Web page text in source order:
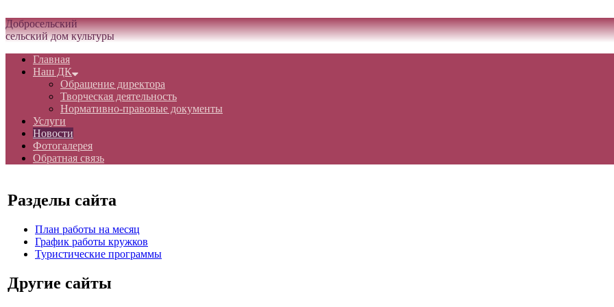
Добросельский
сельский дом культуры
Главная
Наш ДК
Обращение директора
Творческая деятельность
Нормативно-правовые документы
Услуги
Новости
Фотогалерея
Обратная связь
Разделы сайта
План работы на месяц
График работы кружков
Туристические программы
Другие сайты